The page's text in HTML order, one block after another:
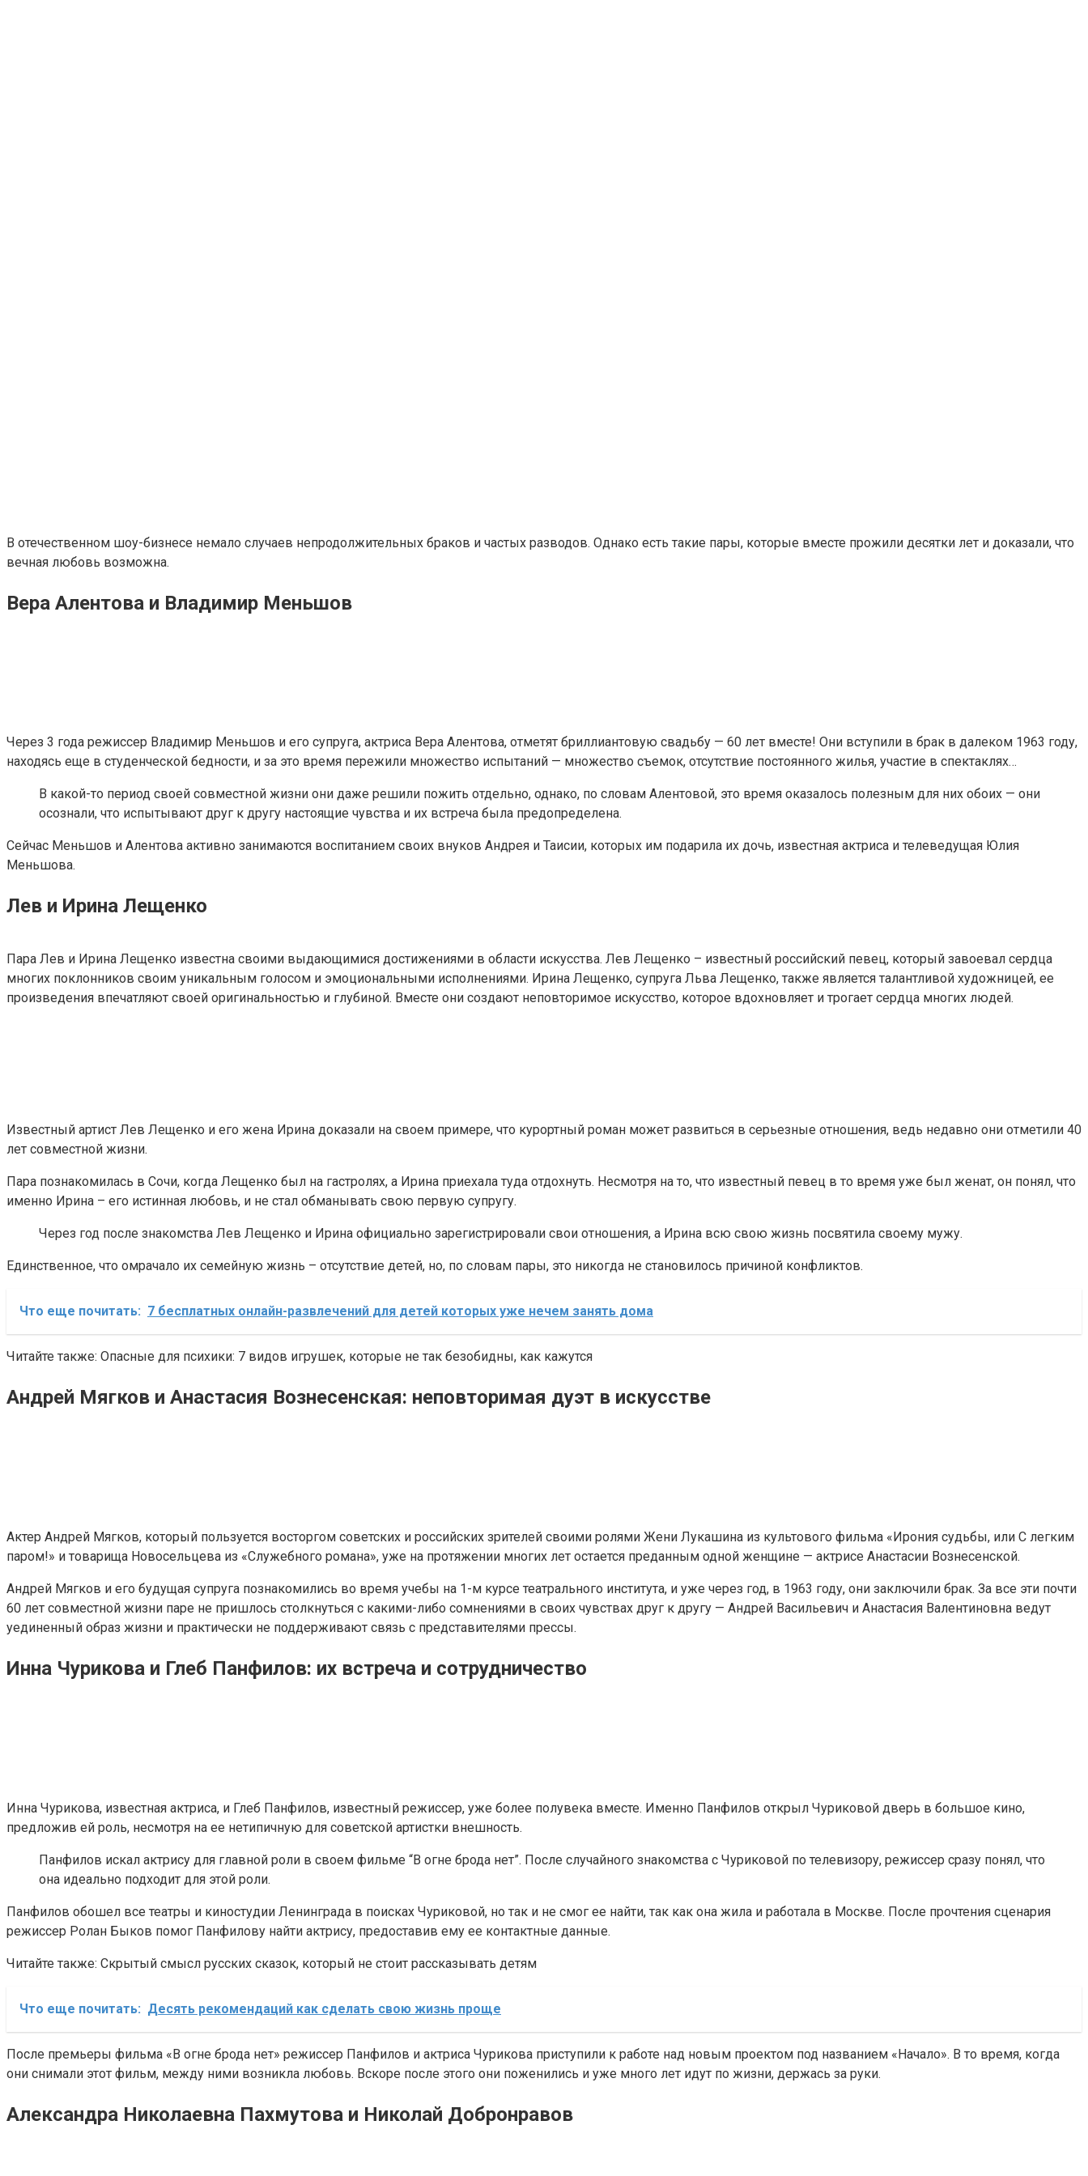
В отечественном шоу-бизнесе немало случаев непродолжительных браков и частых разводов. Однако есть такие пары, которые вместе прожили десятки лет и доказали, что
вечная любовь возможна.
Вера Алентова и Владимир Меньшов
Через 3 года режиссер Владимир Меньшов и его супруга, актриса Вера Алентова, отметят бриллиантовую свадьбу — 60 лет вместе! Они вступили в брак в далеком 1963 году,
находясь еще в студенческой бедности, и за это время пережили множество испытаний — множество съемок, отсутствие постоянного жилья, участие в спектаклях…
В какой-то период своей совместной жизни они даже решили пожить отдельно, однако, по словам Алентовой, это время оказалось полезным для них обоих — они
осознали, что испытывают друг к другу настоящие чувства и их встреча была предопределена.
Сейчас Меньшов и Алентова активно занимаются воспитанием своих внуков Андрея и Таисии, которых им подарила их дочь, известная актриса и телеведущая Юлия
Меньшова.
Лев и Ирина Лещенко
Пара Лев и Ирина Лещенко известна своими выдающимися достижениями в области искусства. Лев Лещенко – известный российский певец, который завоевал сердца
многих поклонников своим уникальным голосом и эмоциональными исполнениями. Ирина Лещенко, супруга Льва Лещенко, также является талантливой художницей, ее
произведения впечатляют своей оригинальностью и глубиной. Вместе они создают неповторимое искусство, которое вдохновляет и трогает сердца многих людей.
Известный артист Лев Лещенко и его жена Ирина доказали на своем примере, что курортный роман может развиться в серьезные отношения, ведь недавно они отметили 40
лет совместной жизни.
Пара познакомилась в Сочи, когда Лещенко был на гастролях, а Ирина приехала туда отдохнуть. Несмотря на то, что известный певец в то время уже был женат, он понял, что
именно Ирина – его истинная любовь, и не стал обманывать свою первую супругу.
Через год после знакомства Лев Лещенко и Ирина официально зарегистрировали свои отношения, а Ирина всю свою жизнь посвятила своему мужу.
Единственное, что омрачало их семейную жизнь – отсутствие детей, но, по словам пары, это никогда не становилось причиной конфликтов.
Что еще почитать: 7 бесплатных онлайн-развлечений для детей которых уже нечем занять дома
Читайте также: Опасные для психики: 7 видов игрушек, которые не так безобидны, как кажутся
Андрей Мягков и Анастасия Вознесенская: неповторимая дуэт в искусстве
Актер Андрей Мягков, который пользуется восторгом советских и российских зрителей своими ролями Жени Лукашина из культового фильма «Ирония судьбы, или С легким
паром!» и товарища Новосельцева из «Служебного романа», уже на протяжении многих лет остается преданным одной женщине — актрисе Анастасии Вознесенской.
Андрей Мягков и его будущая супруга познакомились во время учебы на 1-м курсе театрального института, и уже через год, в 1963 году, они заключили брак. За все эти почти
60 лет совместной жизни паре не пришлось столкнуться с какими-либо сомнениями в своих чувствах друг к другу — Андрей Васильевич и Анастасия Валентиновна ведут
уединенный образ жизни и практически не поддерживают связь с представителями прессы.
Инна Чурикова и Глеб Панфилов: их встреча и сотрудничество
Инна Чурикова, известная актриса, и Глеб Панфилов, известный режиссер, уже более полувека вместе. Именно Панфилов открыл Чуриковой дверь в большое кино,
предложив ей роль, несмотря на ее нетипичную для советской артистки внешность.
Панфилов искал актрису для главной роли в своем фильме “В огне брода нет”. После случайного знакомства с Чуриковой по телевизору, режиссер сразу понял, что
она идеально подходит для этой роли.
Панфилов обошел все театры и киностудии Ленинграда в поисках Чуриковой, но так и не смог ее найти, так как она жила и работала в Москве. После прочтения сценария
режиссер Ролан Быков помог Панфилову найти актрису, предоставив ему ее контактные данные.
Читайте также: Скрытый смысл русских сказок, который не стоит рассказывать детям
Что еще почитать: Десять рекомендаций как сделать свою жизнь проще
После премьеры фильма «В огне брода нет» режиссер Панфилов и актриса Чурикова приступили к работе над новым проектом под названием «Начало». В то время, когда
они снимали этот фильм, между ними возникла любовь. Вскоре после этого они поженились и уже много лет идут по жизни, держась за руки.
Александра Николаевна Пахмутова и Николай Добронравов